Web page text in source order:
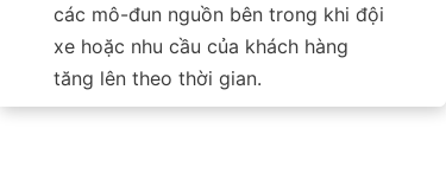
các mô-đun nguồn bên trong khi đội
xe hoặc nhu cầu của khách hàng
tăng lên theo thời gian.